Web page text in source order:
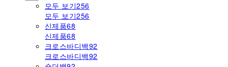
모두 보기256
모두 보기256
신제품68
신제품68
크로스바디백92
크로스바디백92